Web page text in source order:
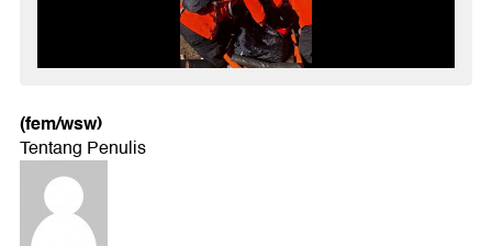
(fem/wsw)